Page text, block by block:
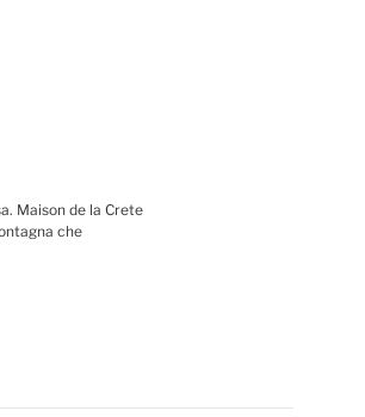
Maison de la Crete
che